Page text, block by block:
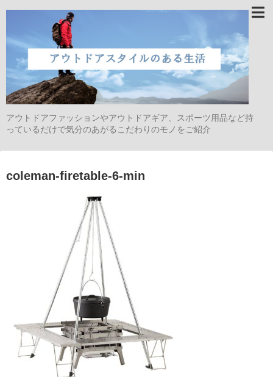
アウトドアファッションやアウトドアギア、スポーツ用品など持
っているだけで気分のあがるこだわりのモノをご紹介
coleman-firetable-6-min